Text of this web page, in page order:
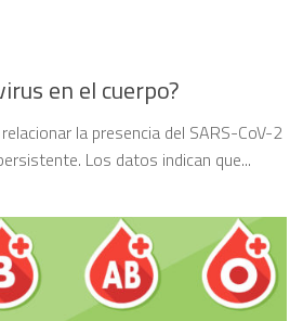
en el cuerpo?
la presencia del SARS-CoV-2
Los datos indican que...